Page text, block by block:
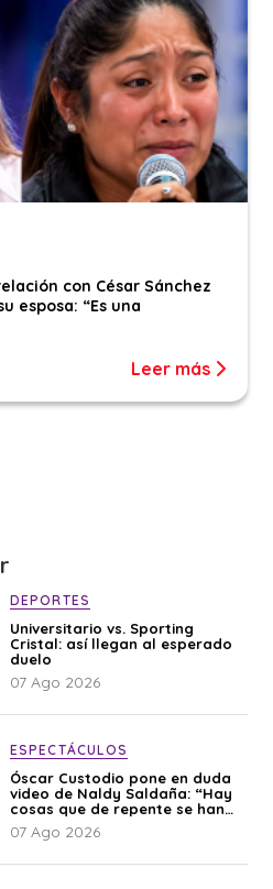
con César Sánchez
esposa: “Es una
Leer más
DEPORTES
Universitario vs. Sporting
Cristal: así llegan al esperado
duelo
07 Ago 2026
ESPECTÁCULOS
Óscar Custodio pone en duda
video de Naldy Saldaña: “Hay
cosas que de repente se han
editado”
07 Ago 2026